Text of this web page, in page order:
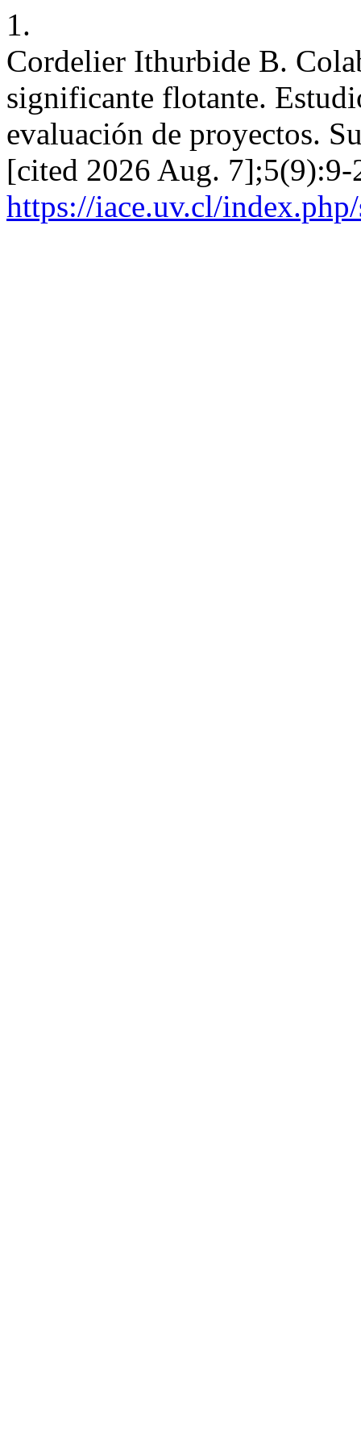
1.
Cordelier Ithurbide B.
significante flotante.
evaluación de proyectos.
[cited 2026 Aug.
https://iace.uv.cl/